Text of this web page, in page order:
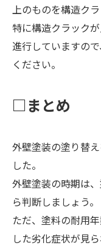
上のものを構造クラ
特に構造クラック
進行していますの
ください。
□まとめ
外壁塗装の塗り替
した。
外壁塗装の時期は
ら判断しましょう。
ただ、塗料の耐用
した劣化症状が見